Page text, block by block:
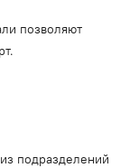
позволяют
подразделений